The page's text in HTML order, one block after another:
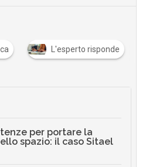
L'esperto risponde
per portare la
spazio: il caso Sitael